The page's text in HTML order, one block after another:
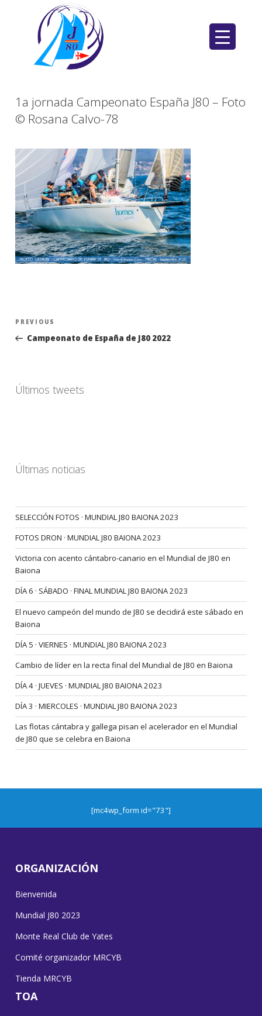
1a jornada Campeonato España J80 – Foto
© Rosana Calvo-78
Navegación
entradas
Previous
Post
PREVIOUS
Campeonato de España de J80 2022
Últimos tweets
Últimas noticias
SELECCIÓN FOTOS · MUNDIAL J80 BAIONA 2023
FOTOS DRON · MUNDIAL J80 BAIONA 2023
Victoria con acento cántabro-canario en el Mundial de J80 en
Baiona
DÍA 6 · SÁBADO · FINAL MUNDIAL J80 BAIONA 2023
El nuevo campeón del mundo de J80 se decidirá este sábado en
Baiona
DÍA 5 · VIERNES · MUNDIAL J80 BAIONA 2023
Cambio de líder en la recta final del Mundial de J80 en Baiona
DÍA 4 · JUEVES · MUNDIAL J80 BAIONA 2023
DÍA 3 · MIERCOLES · MUNDIAL J80 BAIONA 2023
Las flotas cántabra y gallega pisan el acelerador en el Mundial
de J80 que se celebra en Baiona
[mc4wp_form id="73"]
ORGANIZACIÓN
Bienvenida
Mundial J80 2023
Monte Real Club de Yates
Comité organizador MRCYB
Tienda MRCYB
TOA